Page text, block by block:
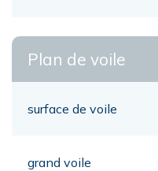
Plan de voile
surface de voile
grand voile